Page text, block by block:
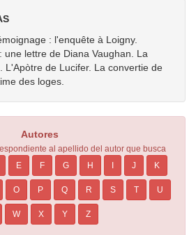
: l'enquête à Loigny.
une lettre de Diana Vaughan. La
L'Apòtre de Lucifer. La convertie de
des loges.
Autores
al apellido del autor que busca
E F G H J K
O P Q R S T U
W X Y Z